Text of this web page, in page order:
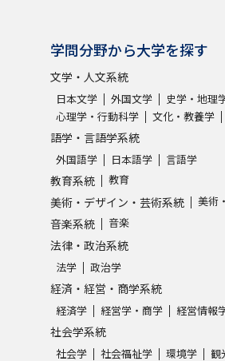
学問分野から大学を探す
文学・人文系統
日本文学 外国文学 史学・地理
心理学・行動科学
文化・教養学
語学・言語学系統
外国語学 日本語学 言語学
教育系統 教育
美術・デザイン・芸術系統 美術
音楽系統 音楽
法律・政治系統
法学 政治学
経済・経営・商学系統
経済学 経営学・商学 経営情報
社会学系統
社会学 社会福祉学 環境学 観